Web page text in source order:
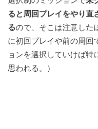
ると周回プレイをやり直
るので、そこは注意した
に初回プレイや前の周回
ョンを選択していけば特
思われる。）